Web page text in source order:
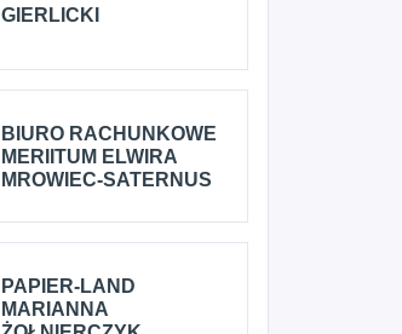
GIERLICKI
BIURO RACHUNKOWE
MERIITUM ELWIRA
MROWIEC-SATERNUS
PAPIER-LAND
MARIANNA